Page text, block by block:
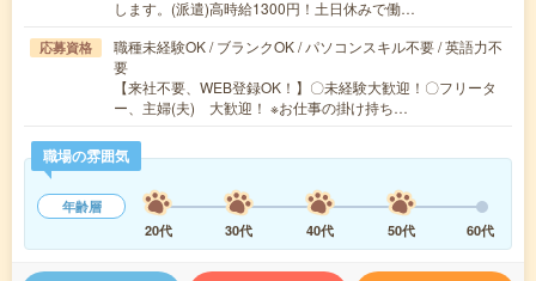
します。(派遣)高時給1300円！土日休みで働…
応募資格
職種未経験OK / ブランクOK / パソコンスキル不要 / 英語力不
要
【来社不要、WEB登録OK！】〇未経験大歓迎！〇フリータ
ー、主婦(夫) 大歓迎！ ※お仕事の掛け持ち…
職場の雰囲気
年齢層
20代
30代 40代 50代 60代